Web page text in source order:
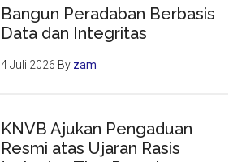
Bangun Peradaban Berbasis
Data dan Integritas
4 Juli 2026 By zam
KNVB Ajukan Pengaduan
Resmi atas Ujaran Rasis